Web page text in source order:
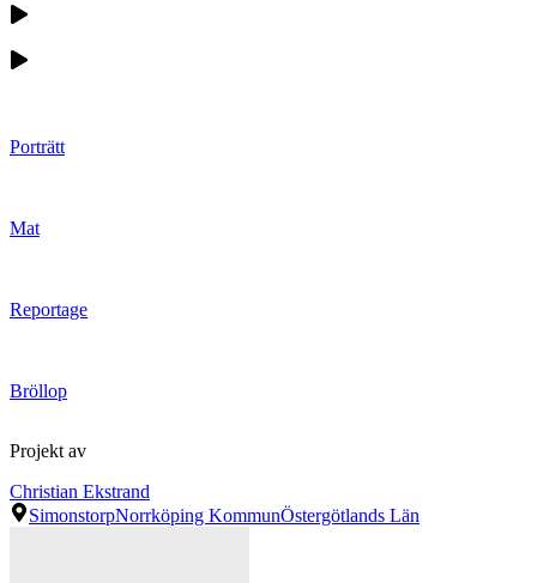
Porträtt
Mat
Reportage
Bröllop
Projekt av
Christian Ekstrand
SimonstorpNorrköping KommunÖstergötlands Län